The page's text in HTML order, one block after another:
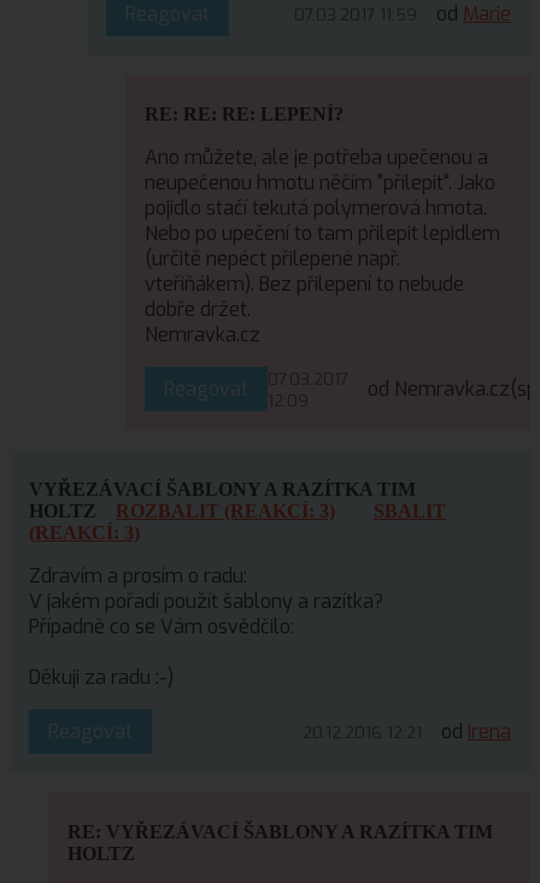
Reagovat 07.03.2017 11:59 od Marie
RE: RE: RE: LEPENÍ?
Ano můžete, ale je potřeba upečenou a
neupečenou hmotu něčím "přilepit". Jako
pojidlo stačí tekutá polymerová hmota.
Nebo po upečení to tam přilepit lepidlem
(určitě nepéct přilepené např.
vteřiňákem). Bez přilepení to nebude
dobře držet.
Nemravka.cz
Reagovat
07.03.2017
12:09
od Nemravka.cz
VYŘEZÁVACÍ ŠABLONY A RAZÍTKA TIM
HOLTZ
ROZBALIT (REAKCÍ: 3)
SBALIT
(REAKCÍ: 3)
Zdravím a prosím o radu:
V jakém pořadí použít šablony a razítka?
Případně co se Vám osvědčilo:
Děkuji za radu :-)
Reagovat 20.12.2016 12:21 od Irena
RE: VYŘEZÁVACÍ ŠABLONY A RAZÍTKA TIM
HOLTZ